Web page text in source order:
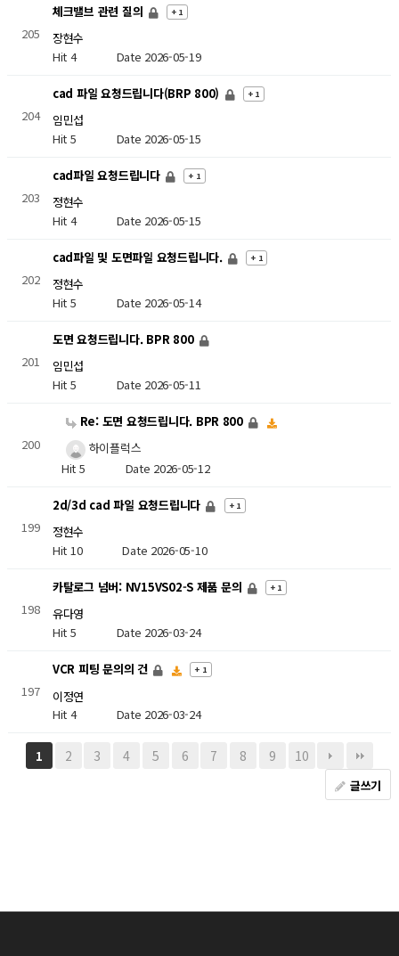
205
체크밸브 관련 질의 + 1
장현수
Hit 4 Date 2026-05-19
204
cad 파일 요청드립니다(BRP 800) + 1
임민섭
Hit 5 Date 2026-05-15
203
cad파일 요청드립니다 + 1
정현수
Hit 4 Date 2026-05-15
202
cad파일 및 도면파일 요청드립니다. + 1
정현수
Hit 5 Date 2026-05-14
201
도면 요청드립니다. BPR 800
임민섭
Hit 5 Date 2026-05-11
200
Re: 도면 요청드립니다. BPR 800
하이플럭스
Hit 5 Date 2026-05-12
199
2d/3d cad 파일 요청드립니다 + 1
정현수
Hit 10Date 2026-05-10
198
카탈로그 넘버: NV15VS02-S 제품 문의 + 1
유다영
Hit 5 Date 2026-03-24
197
VCR 피팅 문의의 건 + 1
이정연
Hit 4 Date 2026-03-24
1 2 3 4 5 6 7 8 9 10
글쓰기